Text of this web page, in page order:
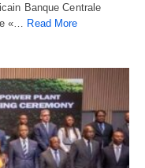
Banque Centrale
«… Read More